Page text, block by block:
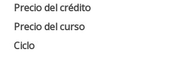
Precio del crédito
Precio del curso
Ciclo